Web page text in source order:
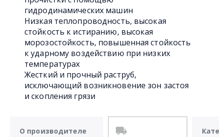
гидродинамических машин
Низкая теплопроводность, высокая
стойкость к истиранию, высокая
морозостойкость, повышенная стойкость
к ударному воздействию при низких
температурах
Жесткий и прочный раструб,
исключающий возникновение зон застоя
и скопления грязи
О производителе